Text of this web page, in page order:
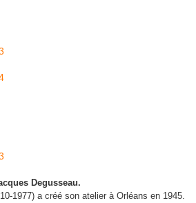
Degusseau.
1977) a créé son atelier à Orléans en 1945.